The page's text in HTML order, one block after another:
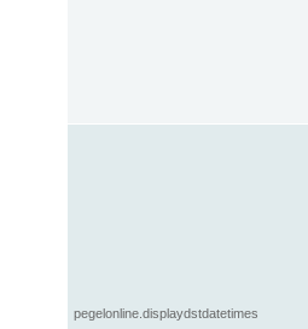
pegelonline.displaydstdatetimes